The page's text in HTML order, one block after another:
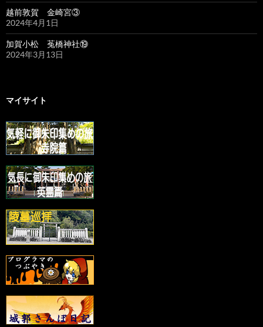
越前敦賀 金崎宮③
2024年4月1日
加賀小松 菟橋神社⑲
2024年3月13日
マイサイト